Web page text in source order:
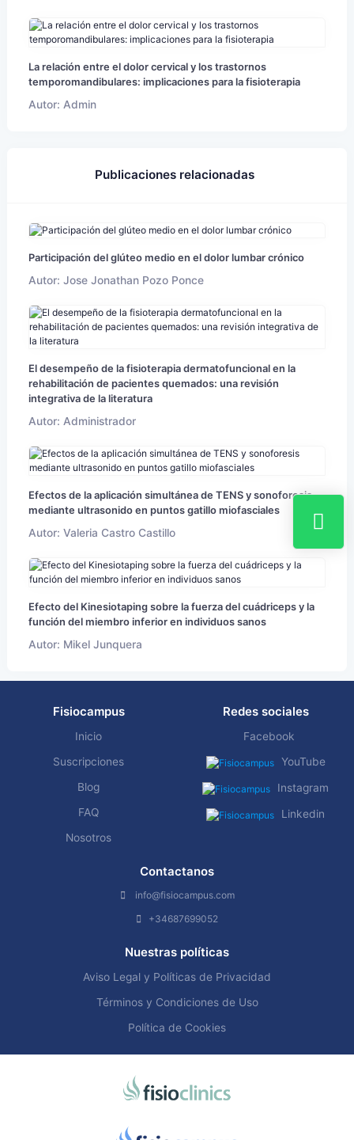
La relación entre el dolor cervical y los trastornos
temporomandibulares: implicaciones para la fisioterapia
Autor: Admin
Publicaciones relacionadas
Participación del glúteo medio en el dolor lumbar crónico
Autor: Jose Jonathan Pozo Ponce
El desempeño de la fisioterapia dermatofuncional en la
rehabilitación de pacientes quemados: una revisión
integrativa de la literatura
Autor: Administrador
Efectos de la aplicación simultánea de TENS y sonoforesis
mediante ultrasonido en puntos gatillo miofasciales
Autor: Valeria Castro Castillo
Efecto del Kinesiotaping sobre la fuerza del cuádriceps y la
función del miembro inferior en individuos sanos
Autor: Mikel Junquera
Fisiocampus
Inicio
Suscripciones
Blog
FAQ
Nosotros
Redes sociales
Facebook
YouTube
Instagram
Linkedin
Contactanos
info@fisiocampus.com
+34687699052
Nuestras políticas
Aviso Legal y Políticas de Privacidad
Términos y Condiciones de Uso
Política de Cookies